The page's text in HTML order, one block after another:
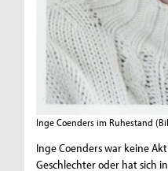
Inge Coenders im Ruhestand
Inge Coenders war keine
Geschlechter oder hat sich